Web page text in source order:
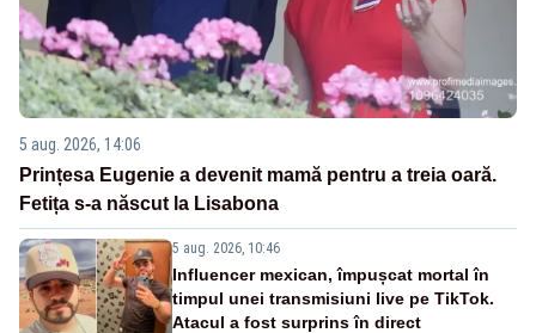
5 aug. 2026, 14:06
Prințesa Eugenie a devenit mamă pentru a treia oară.
Fetița s-a născut la Lisabona
5 aug. 2026, 10:46
Influencer mexican, împușcat mortal în
timpul unei transmisiuni live pe TikTok.
Atacul a fost surprins în direct